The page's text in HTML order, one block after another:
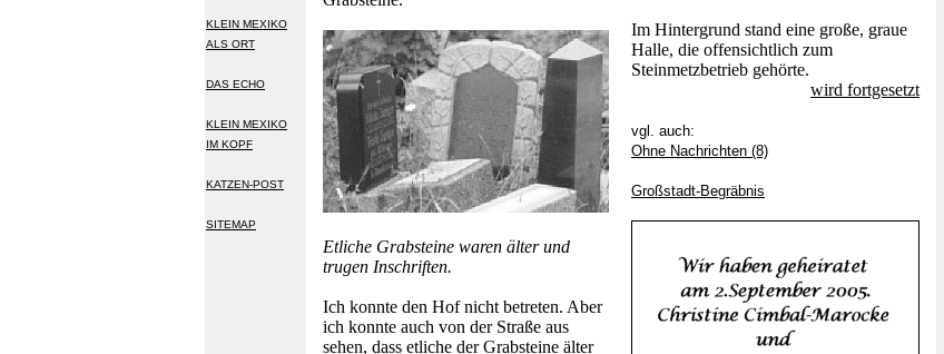
KLEIN MEXIKO
ALS ORT
DAS ECHO
KLEIN MEXIKO
IM KOPF
KATZEN-POST
SITEMAP
Etliche Grabsteine waren älter und
trugen Inschriften.
Ich konnte den Hof nicht betreten. Aber
ich konnte auch von der Straße aus
sehen, dass etliche der Grabsteine älter
Im Hintergrund stand eine große, graue
Halle, die offensichtlich zum
Steinmetzbetrieb gehörte.
wird fortgesetzt
vgl. auch:
Ohne Nachrichten (8)
Großstadt-Begräbnis